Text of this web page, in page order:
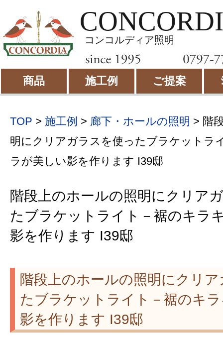
コンコルディア照明
商品 施工例 ご提案
TOP > 施工例 > 廊下・ホールの照明 > 階
明にクリアガラスを使ったブラケットラ
ラが美しい影を作ります I39邸
階段上のホールの照明にクリア
たブラケットライト－裾のキラ
影を作ります I39邸
階段上のホールの照明にクリ
たブラケットライト－裾のキ
影を作ります I39邸